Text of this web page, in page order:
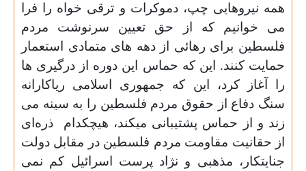
همه نیروهایی چپ، دموکرات و ترقی خواه را فرا
می خوانیم که از حق تعیین سرنوشت مردم
فلسطین برای رهائی از دهه های متمادی استعمار
حمایت کنند. این که حماس این دوره از درگیری ها
را آغاز کرد، این که جمهوری اسلامی ریاکارانه
سنگ دفاع از حقوق مردم فلسطین را به سینه می
زند و از حماس پشتیبانی میکند، هیچکدام ذره‌ای
از حقانیت مقاومت مردم فلسطین در مقابل دولت
جنایتکار، مذهبی و نژاد پرست اسرائیل کم نمی